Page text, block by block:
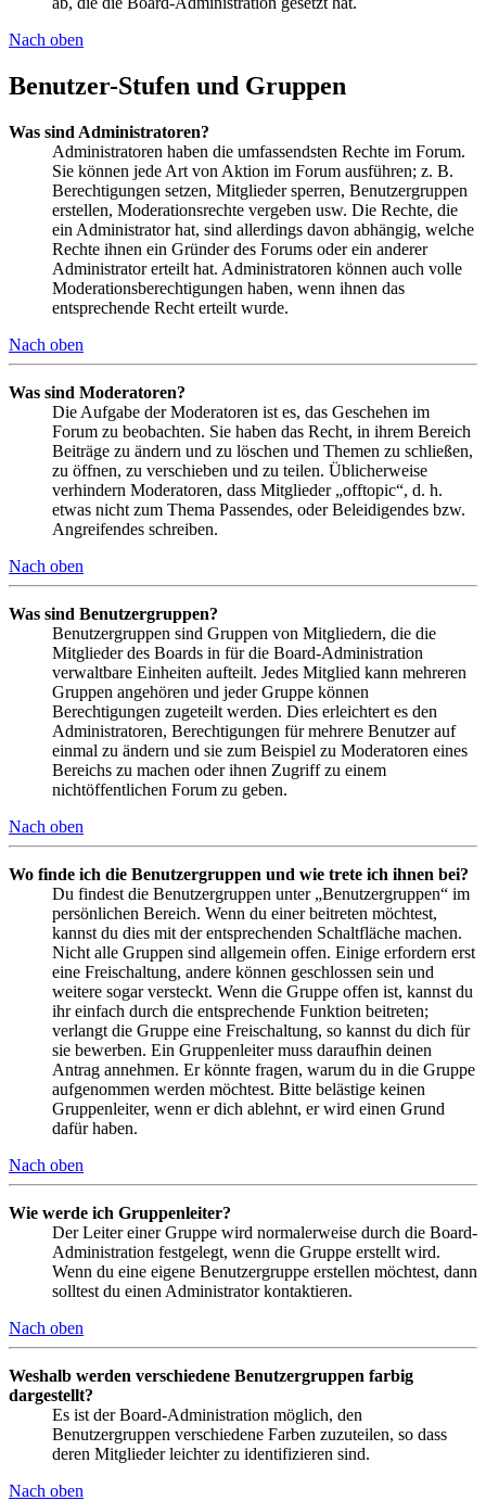
Nach oben
Benutzer-Stufen und Gruppen
Was sind Administratoren?
Administratoren haben die umfassendsten Rechte im Forum.
Sie können jede Art von Aktion im Forum ausführen; z. B.
Berechtigungen setzen, Mitglieder sperren, Benutzergruppen
erstellen, Moderationsrechte vergeben usw. Die Rechte, die
ein Administrator hat, sind allerdings davon abhängig, welche
Rechte ihnen ein Gründer des Forums oder ein anderer
Administrator erteilt hat. Administratoren können auch volle
Moderationsberechtigungen haben, wenn ihnen das
entsprechende Recht erteilt wurde.
Nach oben
Was sind Moderatoren?
Die Aufgabe der Moderatoren ist es, das Geschehen im
Forum zu beobachten. Sie haben das Recht, in ihrem Bereich
Beiträge zu ändern und zu löschen und Themen zu schließen,
zu öffnen, zu verschieben und zu teilen. Üblicherweise
verhindern Moderatoren, dass Mitglieder „offtopic“, d. h.
etwas nicht zum Thema Passendes, oder Beleidigendes bzw.
Angreifendes schreiben.
Nach oben
Was sind Benutzergruppen?
Benutzergruppen sind Gruppen von Mitgliedern, die die
Mitglieder des Boards in für die Board-Administration
verwaltbare Einheiten aufteilt. Jedes Mitglied kann mehreren
Gruppen angehören und jeder Gruppe können
Berechtigungen zugeteilt werden. Dies erleichtert es den
Administratoren, Berechtigungen für mehrere Benutzer auf
einmal zu ändern und sie zum Beispiel zu Moderatoren eines
Bereichs zu machen oder ihnen Zugriff zu einem
nichtöffentlichen Forum zu geben.
Nach oben
Wo finde ich die Benutzergruppen und wie trete ich ihnen bei?
Du findest die Benutzergruppen unter „Benutzergruppen“ im
persönlichen Bereich. Wenn du einer beitreten möchtest,
kannst du dies mit der entsprechenden Schaltfläche machen.
Nicht alle Gruppen sind allgemein offen. Einige erfordern erst
eine Freischaltung, andere können geschlossen sein und
weitere sogar versteckt. Wenn die Gruppe offen ist, kannst du
ihr einfach durch die entsprechende Funktion beitreten;
verlangt die Gruppe eine Freischaltung, so kannst du dich für
sie bewerben. Ein Gruppenleiter muss daraufhin deinen
Antrag annehmen. Er könnte fragen, warum du in die Gruppe
aufgenommen werden möchtest. Bitte belästige keinen
Gruppenleiter, wenn er dich ablehnt, er wird einen Grund
dafür haben.
Nach oben
Wie werde ich Gruppenleiter?
Der Leiter einer Gruppe wird normalerweise durch die Board-
Administration festgelegt, wenn die Gruppe erstellt wird.
Wenn du eine eigene Benutzergruppe erstellen möchtest, dann
solltest du einen Administrator kontaktieren.
Nach oben
Weshalb werden verschiedene Benutzergruppen farbig
dargestellt?
Es ist der Board-Administration möglich, den
Benutzergruppen verschiedene Farben zuzuteilen, so dass
deren Mitglieder leichter zu identifizieren sind.
Nach oben